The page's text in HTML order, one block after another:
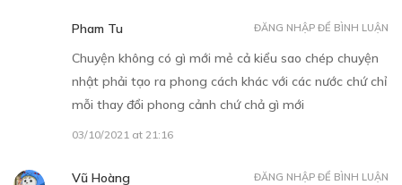
Pham Tu
Chuyện không có gì mới mẻ cả kiểu sao chép chuyện
nhật phải tạo ra phong cách khác với các nước chứ chỉ
mỗi thay đổi phong cảnh chứ chả gì mới
03/10/2021 at 21:16
ĐĂNG NHẬP ĐỂ BÌNH LUẬN
Vũ Hoàng
ĐĂNG NHẬP ĐỂ BÌNH LUẬN